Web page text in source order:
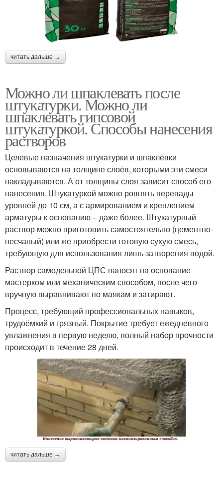
читать дальше →
Можно ли шпаклевать после
штукатурки. Можно ли
шпаклевать гипсовой
штукатуркой. Способы нанесения
растворов
Целевые назначения штукатурки и шпаклёвки
основываются на толщине слоёв, которыми эти смеси
накладываются. А от толщины слоя зависит способ его
нанесения. Штукатуркой можно ровнять перепады
уровней до 10 см, а с армированием и креплением
арматуры к основанию – даже более. Штукатурный
раствор можно приготовить самостоятельно (цементно-
песчаный) или же приобрести готовую сухую смесь,
требующую для использования лишь затворения водой.
Раствор самодельной ЦПС наносят на основание
мастерком или механическим способом, после чего
вручную выравнивают по маякам и затирают.
Процесс, требующий профессиональных навыков,
трудоёмкий и грязный. Покрытие требует ежедневного
увлажнения в первую неделю, полный набор прочности
происходит в течение 28 дней.
читать дальше →